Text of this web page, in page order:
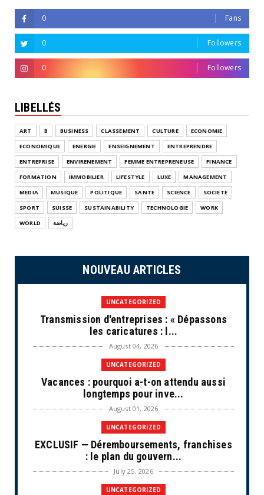
0 Fans
0 Followers
0 Followers
LIBELLÉS
ART B BUSINESS CLASSEMENT CULTURE
ECONOMIE
ECONOMIQUE
ENERGIE ENSEIGNEMENT
ENTREPRENDRE
ENTREPRISE
ENVIRENEMENT FEMME ENTREPRENEUSE
FINANCE
FORMATION
IMMOBILIER LIFESTYLE LUXE
MANAGEMENT
MEDIA
MUSIQUE POLITIQUE SANTE SCIENCE
SOCIETE
SPORT
SUISSE SUSTAINABILITY TECHNOLOGIE
WORK
WORLD
رياضة
NOUVEAU ARTICLES
UNCATEGORIZED
Transmission d'entreprises : « Dépassons
les caricatures : l...
August 04, 2026
UNCATEGORIZED
Vacances : pourquoi a-t-on attendu aussi
longtemps pour inve...
August 01, 2026
UNCATEGORIZED
EXCLUSIF — Déremboursements, franchises
: le plan du gouvern...
July 25, 2026
UNCATEGORIZED